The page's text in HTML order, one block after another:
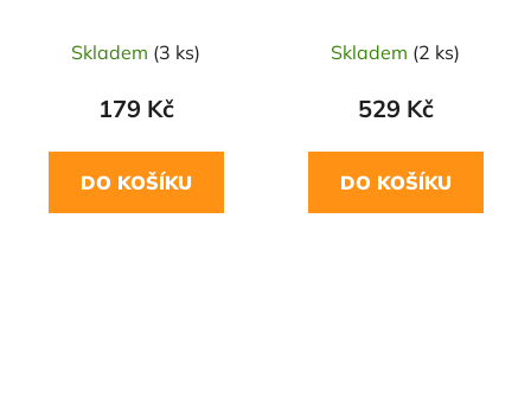
Skladem (3 ks)
179 Kč
DO KOŠÍKU
Skladem (2 ks)
529 Kč
DO KOŠÍKU